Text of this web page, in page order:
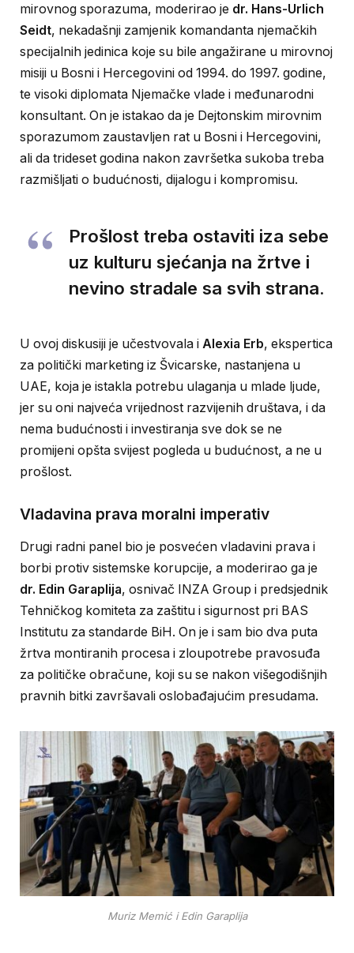
mirovnog sporazuma, moderirao je dr. Hans-Urlich
Seidt, nekadašnji zamjenik komandanta njemačkih
specijalnih jedinica koje su bile angažirane u mirovnoj
misiji u Bosni i Hercegovini od 1994. do 1997. godine,
te visoki diplomata Njemačke vlade i međunarodni
konsultant. On je istakao da je Dejtonskim mirovnim
sporazumom zaustavljen rat u Bosni i Hercegovini,
ali da trideset godina nakon završetka sukoba treba
razmišljati o budućnosti, dijalogu i kompromisu.
Prošlost treba ostaviti iza sebe
uz kulturu sjećanja na žrtve i
nevino stradale sa svih strana.
U ovoj diskusiji je učestvovala i Alexia Erb, ekspertica
za politički marketing iz Švicarske, nastanjena u
UAE, koja je istakla potrebu ulaganja u mlade ljude,
jer su oni najveća vrijednost razvijenih društava, i da
nema budućnosti i investiranja sve dok se ne
promijeni opšta svijest pogleda u budućnost, a ne u
prošlost.
Vladavina prava moralni imperativ
Drugi radni panel bio je posvećen vladavini prava i
borbi protiv sistemske korupcije, a moderirao ga je
dr. Edin Garaplija, osnivač INZA Group i predsjednik
Tehničkog komiteta za zaštitu i sigurnost pri BAS
Institutu za standarde BiH. On je i sam bio dva puta
žrtva montiranih procesa i zloupotrebe pravosuđa
za političke obračune, koji su se nakon višegodišnjih
pravnih bitki završavali oslobađajućim presudama.
Muriz Memić i Edin Garaplija